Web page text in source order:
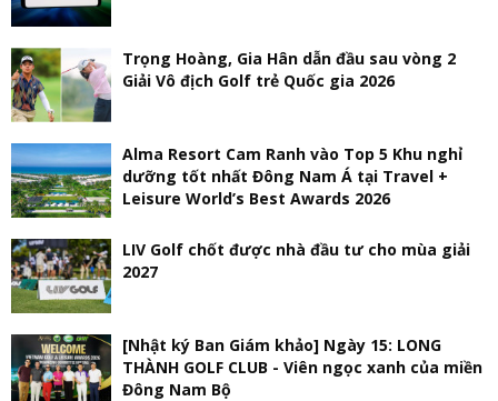
Trọng Hoàng, Gia Hân dẫn đầu sau vòng 2
Giải Vô địch Golf trẻ Quốc gia 2026
Alma Resort Cam Ranh vào Top 5 Khu nghỉ
dưỡng tốt nhất Đông Nam Á tại Travel +
Leisure World’s Best Awards 2026
LIV Golf chốt được nhà đầu tư cho mùa giải
2027
[Nhật ký Ban Giám khảo] Ngày 15: LONG
THÀNH GOLF CLUB - Viên ngọc xanh của miền
Đông Nam Bộ